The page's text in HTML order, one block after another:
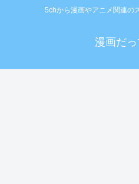
5chから漫画やアニメ関連の
漫画だっ